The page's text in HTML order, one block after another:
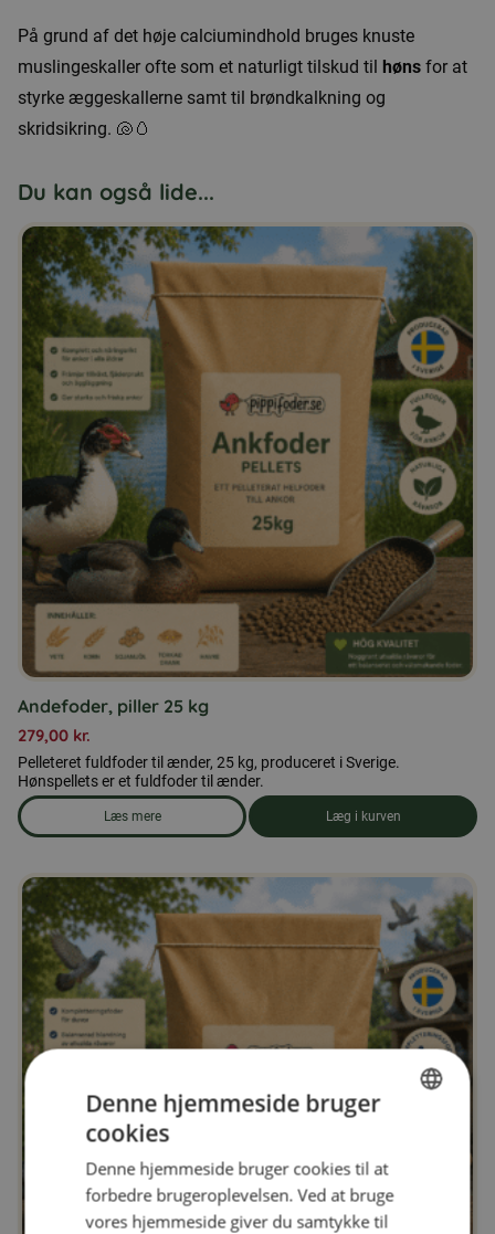
På grund af det høje calciumindhold bruges knuste
muslingeskaller ofte som et naturligt tilskud til høns for at
styrke æggeskallerne samt til brøndkalkning og
skridsikring. 🐚🥚
Du kan også lide...
Andefoder, piller 25 kg
279,00 kr.
Pelleteret fuldfoder til ænder, 25 kg, produceret i Sverige.
Hønspellets er et fuldfoder til ænder.
Læs mere
om produkten Andefoder, piller 25 kg
Læg i kurven
FINNISH
DANISH
Denne hjemmeside bruger
cookies
Denne hjemmeside bruger cookies til at
forbedre brugeroplevelsen. Ved at bruge
vores hjemmeside giver du samtykke til